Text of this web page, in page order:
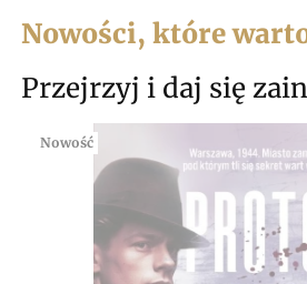
Nowości, które
Przejrzyj i daj się
Nowość